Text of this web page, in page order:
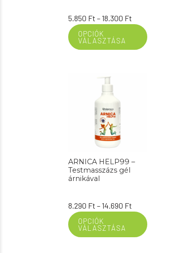
5.850 Ft –18.300 Ft
5.850 Ft
18.300 Ft
OPCIÓK
VÁLASZTÁSA
ARNICA HELP99 –
Testmasszázs gél
árnikával
8.290 Ft –14.690 Ft
8.290 Ft
14.690 Ft
OPCIÓK
VÁLASZTÁSA